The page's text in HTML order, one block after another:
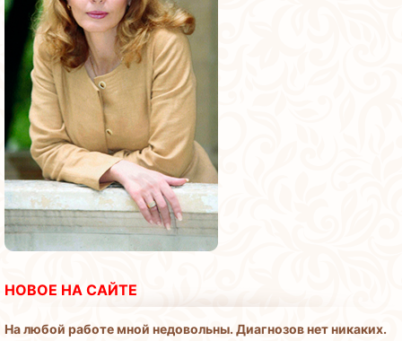
НОВОЕ НА САЙТЕ
На любой работе мной недовольны. Диагнозов нет никаких.